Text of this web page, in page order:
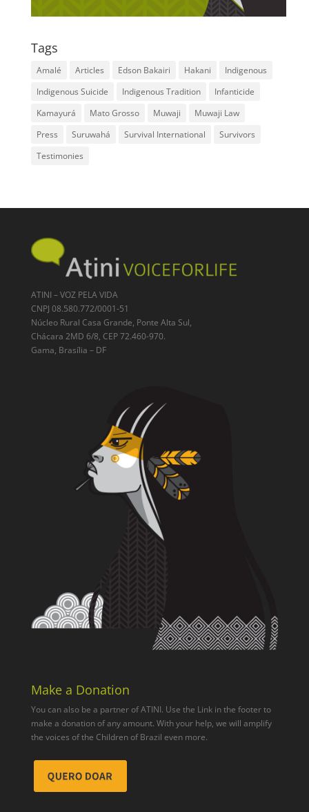
Tags
Amalé Articles Edson Bakairi Hakani
Indigenous
Indigenous Suicide
Indigenous Tradition
Infanticide
Kamayurá
Mato Grosso Muwaji
Muwaji Law
Press
Suruwahá Survival International
Survivors
Testimonies
ATINI – VOZ PELA VIDA
CNPJ 08.580.772/0001-51
Núcleo Rural Casa Grande, Ponte Alta Sul,
Chácara 2MD 6/8, CEP 72.460-970.
Gama, Brasília – DF
Make a Donation
You can also be a partner of ATINI. Use the Link in the footer to
make a donation of any amount. With your help, we will amplify
the voices of the Children of Brazil even more.